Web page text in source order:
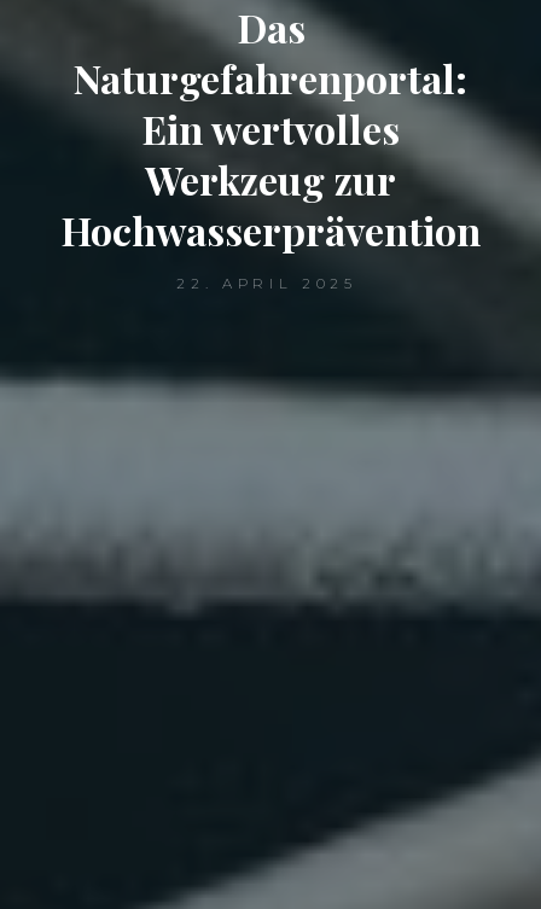
Das
Naturgefahrenportal:
Ein wertvolles
Werkzeug zur
Hochwasserprävention
22. APRIL 2025